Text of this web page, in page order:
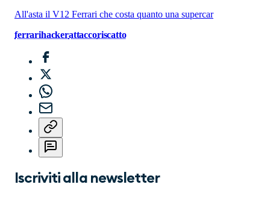
All'asta il V12 Ferrari che costa quanto una supercar
ferrarihackerattaccoriscatto
Iscriviti alla newsletter